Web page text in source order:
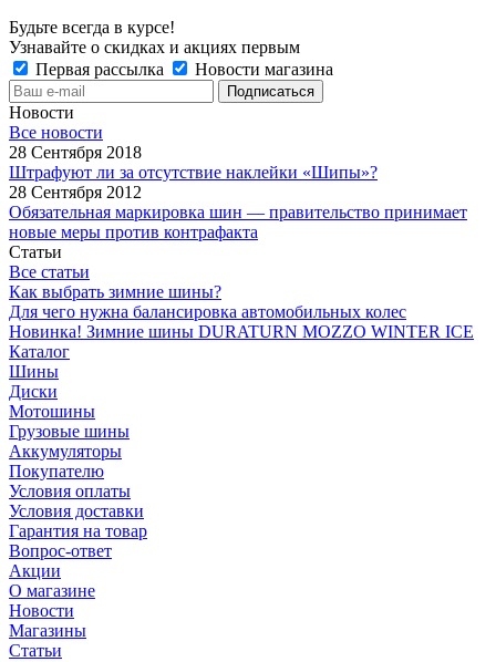
Будьте всегда в курсе!
Узнавайте о скидках и акциях первым
Первая рассылка
Новости магазина
Новости
Все новости
28 Сентября 2018
Штрафуют ли за отсутствие наклейки «Шипы»?
28 Сентября 2012
Обязательная маркировка шин — правительство принимает
новые меры против контрафакта
Статьи
Все статьи
Как выбрать зимние шины?
Для чего нужна балансировка автомобильных колес
Новинка! Зимние шины DURATURN MOZZO WINTER ICE
Каталог
Шины
Диски
Мотошины
Грузовые шины
Аккумуляторы
Покупателю
Условия оплаты
Условия доставки
Гарантия на товар
Вопрос-ответ
Акции
О магазине
Новости
Магазины
Статьи